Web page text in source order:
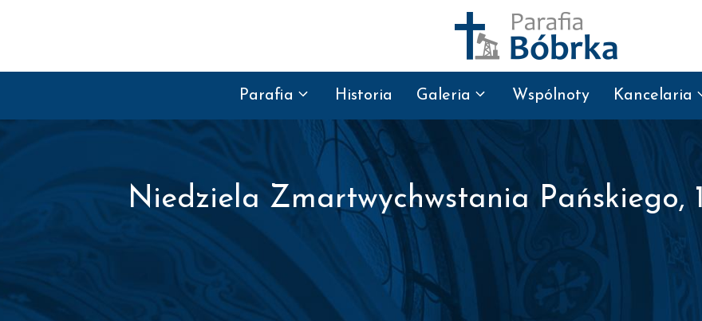
Parafia Historia Galeria Wspólnoty Kancelaria
Niedziela Zmartwychwstania Pańskiego,